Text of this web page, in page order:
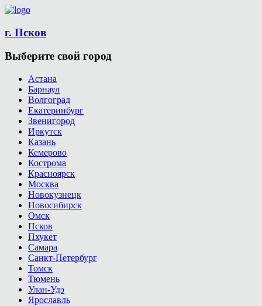
г. Псков
Выберите свой город
Астана
Барнаул
Волгоград
Екатеринбург
Звенигород
Иркутск
Казань
Кемерово
Кострома
Красноярск
Москва
Новокузнецк
Новосибирск
Омск
Псков
Пхукет
Самара
Санкт-Петербург
Томск
Тюмень
Улан-Удэ
Ярославль